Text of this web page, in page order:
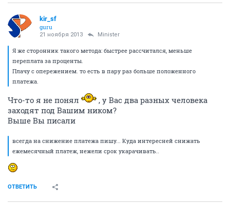
kir_sf
guru
21 ноября 2013 Minister
Я же сторонник такого метода: быстрее рассчитался, меньше
переплата за проценты.
Плачу с опережением. то есть в пару раз больше положенного
платежа.
Что-то я не понял
, у Вас два разных человека
заходят под Вашим ником?
Выше Вы писали
всегда на снижение платежа пишу... Куда интересней снижать
ежемесячный платеж, нежели срок укарачивать..
ОТВЕТИТЬ